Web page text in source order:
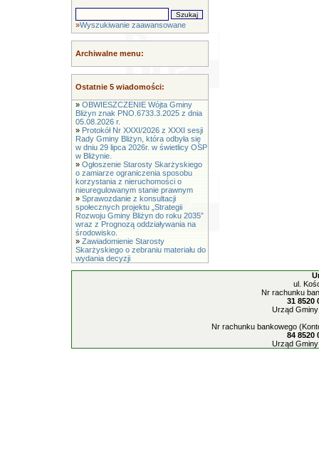
»Wyszukiwanie zaawansowane
Archiwalne menu:
Ostatnie 5 wiadomości:
» OBWIESZCZENIE Wójta Gminy
Bliżyn znak PNO.6733.3.2025 z dnia
05.08.2026 r.
» Protokół Nr XXXI/2026 z XXXI sesji
Rady Gminy Bliżyn, która odbyła się
w dniu 29 lipca 2026r. w świetlicy OSP
w Bliżynie.
» Ogłoszenie Starosty Skarżyskiego
o zamiarze ograniczenia sposobu
korzystania z nieruchomości o
nieuregulowanym stanie prawnym
» Sprawozdanie z konsultacji
społecznych projektu „Strategii
Rozwoju Gminy Bliżyn do roku 2035”
wraz z Prognozą oddziaływania na
środowisko.
» Zawiadomienie Starosty
Skarżyskiego o zebraniu materiału do
wydania decyzji
ul.
Nr rachunku
31 8520
Urząd
Nr rachunku bankowego
84 8520
Urząd